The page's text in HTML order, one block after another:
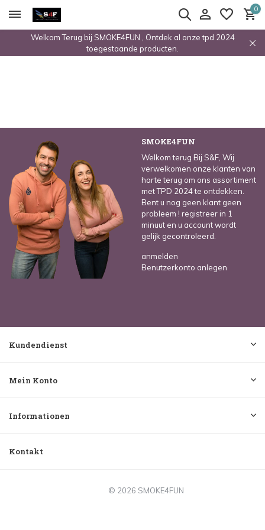
0
Welkom Terug bij SMOKE4FUN , Ontdek al onze tpd 2024
toegestaande producten.
SMOKE4FUN
Welkom terug Bij S&F, Wij
verwelkomen onze klanten van
harte terug om ons assortiment
met TPD 2024 te ontdekken.
Bent u nog geen klant geen
probleem ! registreer in 1
minuut en u account wordt
gelijk gecontroleerd.
anmelden
Benutzerkonto anlegen
Kundendienst
Mein Konto
Informationen
Kontakt
© 2026 SMOKE4FUN